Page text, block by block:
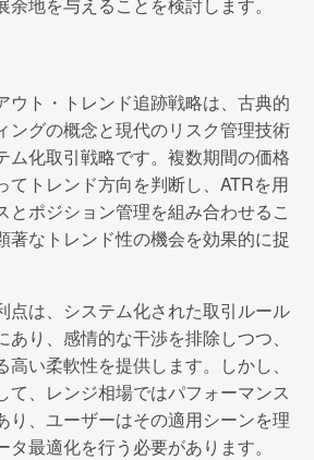
ウト・トレンド追跡戦略は、古典的
ングの概念と現代のリスク管理技術
ム化取引戦略です。複数期間の価格
てトレンド方向を判断し、ATRを用
とポジション管理を組み合わせるこ
著なトレンド性の機会を効果的に捉
点は、システム化された取引ルール
り、感情的な干渉を排除しつつ、
い柔軟性を提供します。しかし、
て、レンジ相場ではパフォーマンス
り、ユーザーはその適用シーンを理
最適化を行う必要があります。